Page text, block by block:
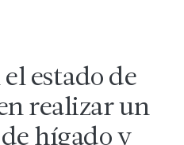
estado de
realizar un
hígado y